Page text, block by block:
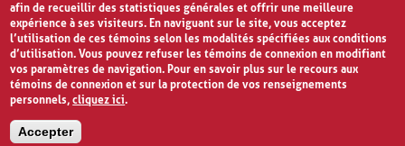
afin de recueillir des statistiques générales et offrir une meilleure
expérience à ses visiteurs. En naviguant sur le site, vous acceptez
l’utilisation de ces témoins selon les modalités spécifiées aux conditions
d’utilisation. Vous pouvez refuser les témoins de connexion en modifiant
vos paramètres de navigation. Pour en savoir plus sur le recours aux
témoins de connexion et sur la protection de vos renseignements
personnels,cliquez ici.
Accepter